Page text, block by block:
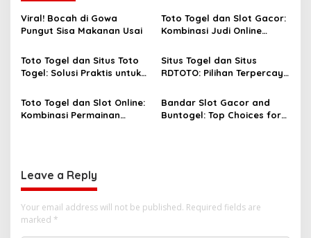
Viral! Bocah di Gowa
Pungut Sisa Makanan Usai
Toto Togel dan Slot Gacor:
Kombinasi Judi Online
Toto Togel dan Situs Toto
Togel: Solusi Praktis untuk
Situs Togel dan Situs
RDTOTO: Pilihan Terpercaya
Angka
Toto Togel dan Slot Online:
Kombinasi Permainan
Bandar Slot Gacor and
Buntogel: Top Choices for
Leave a Reply
Your email address will not be published. Required fields are
marked *